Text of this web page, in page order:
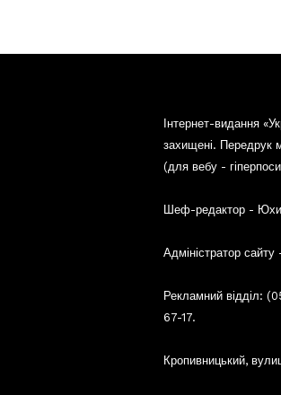
Інтернет-видання
захищені. Передрук
(для вебу -
Шеф-редактор -
Адміністратор
Рекламний відділ:
67-17.
Кропивницький,